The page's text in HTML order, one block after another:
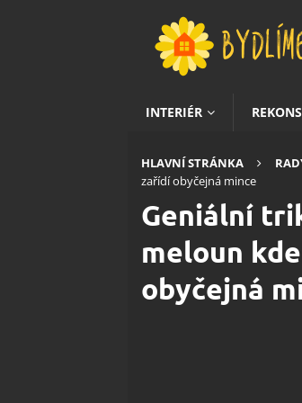
INTERIÉR
HLAVNÍ STRÁNKA
zařídí obyčejná mince
Geniální
meloun
obyčejná